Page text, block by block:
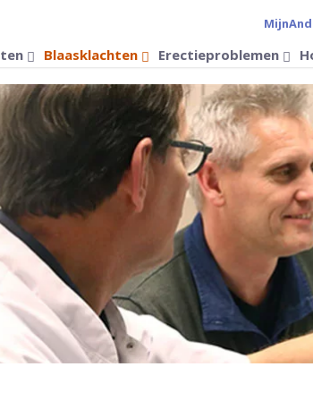
Blaasklachten Erectieproblemen